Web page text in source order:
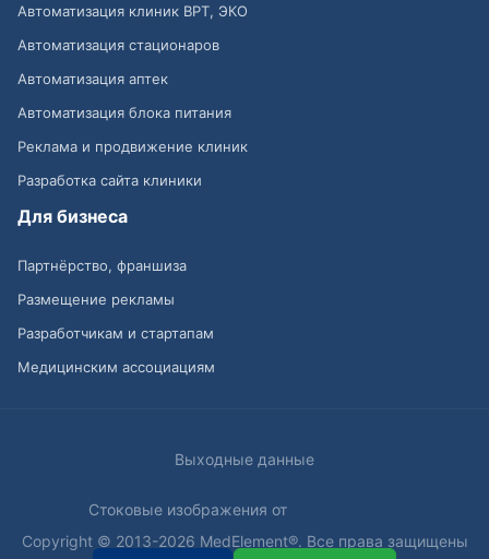
Автоматизация клиник ВРТ, ЭКО
Автоматизация стационаров
Автоматизация аптек
Автоматизация блока питания
Реклама и продвижение клиник
Разработка сайта клиники
Для бизнеса
Партнёрство, франшиза
Размещение рекламы
Разработчикам и стартапам
Медицинским ассоциациям
Выходные данные
Стоковые изображения от
Copyright © 2013-2026 MedElement®. Все права защищены